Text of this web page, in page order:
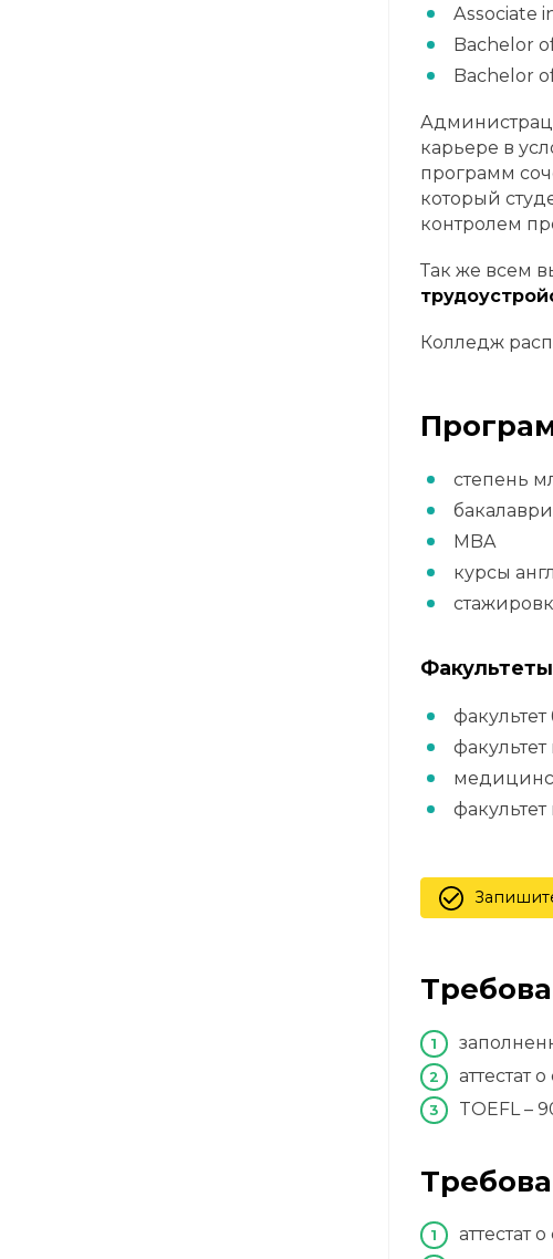
Associate
Bachelor
Bachelor
карьере в
программ
который
контролем
Так же всем
Колледж
степень
MBA
курсы
факультет
аттестат
TOEFL –
аттестат